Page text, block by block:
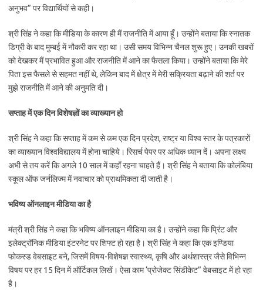
अनुभव” पर विद्यार्थियों से कही।
श्री सिंह ने कहा कि मीडिया के कारण ही मैं राजनीति में आया हूँ। उन्होंने बताया कि स्नातक
डिग्री के बाद मुम्बई में नौकरी कर रहा था। उसी समय विभिन्न चैनल शुरू हुए। उनकी खबरों
को देखकर मैं प्रभावित हुआ और राजनीति में आने का फैसला किया। उन्होंने बताया कि मेरे
पिता इस फैसले से सहमत नहीं थे, लेकिन बाद में क्षेत्र में मेरी सक्रियता बढ़ाने की शर्त पर
मुझे राजनीति में आने की अनुमति दी।
सप्ताह में एक दिन विशेषज्ञों का व्याख्यान हो
श्री सिंह ने कहा कि सप्ताह में कम से कम एक दिन प्रदेश, राष्ट्र या विश्व स्तर के पत्रकारों
का व्याख्यान विश्वविद्यालय में होना चाहिये। रिसर्च पेपर पर अधिक ध्यान दें। अपना लक्ष्य
अभी से तय करें कि अगले 10 साल में कहाँ रहना चाहते हैं। श्री सिंह ने बताया कि कोलंबिया
स्कूल ऑफ जर्नलिज्म में नवाचार को प्राथमिकता दी जाती है।
भविष्य ऑनलाइन मीडिया का है
मंत्री श्री सिंह ने कहा कि भविष्य ऑनलाइन मीडिया का है। उन्होंने कहा कि प्रिंट और
इलेक्ट्रॉनिक मीडिया इंटरनेट पर शिफ्ट हो रहा है। श्री सिंह ने कहा कि एक इण्डिया
फोकस्ड वेबसाइट बने, जिसमें विषय-विशेषज्ञ स्वास्थ्य, कृषि और अर्थशास्त्र जैसे विभिन्न
विषय पर हर 15 दिन में ऑर्टिकल लिखें। ऐसा काम ‘प्रोजेक्ट सिंडीकेट” वेबसाइट में हो रहा
है।